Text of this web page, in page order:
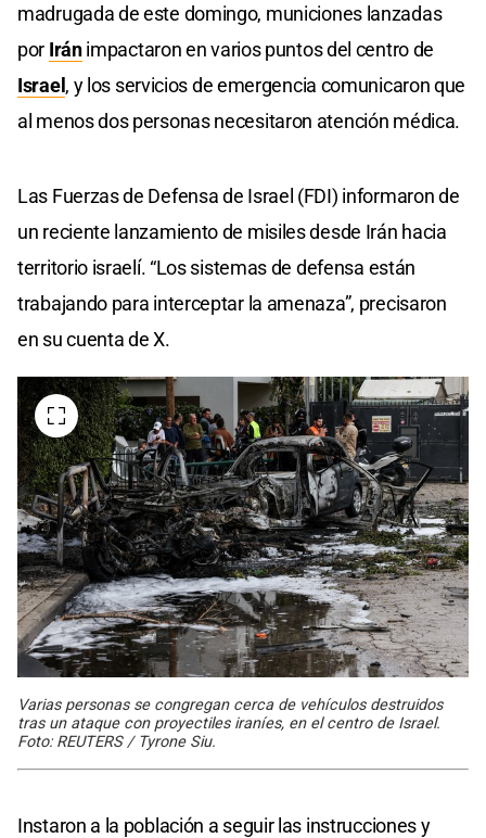
madrugada de este domingo, municiones lanzadas
por Iránimpactaron en varios puntos del centro de
Israel, y los servicios de emergencia comunicaron que
al menos dos personas necesitaron atención médica.
Las Fuerzas de Defensa de Israel (FDI) informaron de
un reciente lanzamiento de misiles desde Irán hacia
territorio israelí. “Los sistemas de defensa están
trabajando para interceptar la amenaza”, precisaron
en su cuenta de X.
Varias personas se congregan cerca de vehículos destruidos
tras un ataque con proyectiles iraníes, en el centro de Israel.
Foto: REUTERS / Tyrone Siu.
Instaron a la población a seguir las instrucciones y